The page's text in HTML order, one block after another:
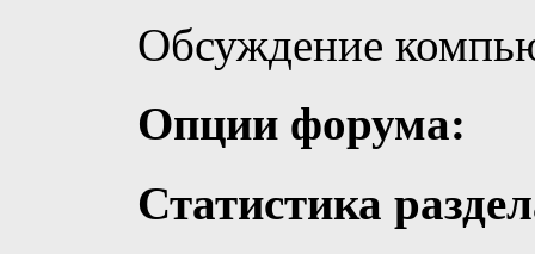
Обсуждение
Опции форума:
Статистика